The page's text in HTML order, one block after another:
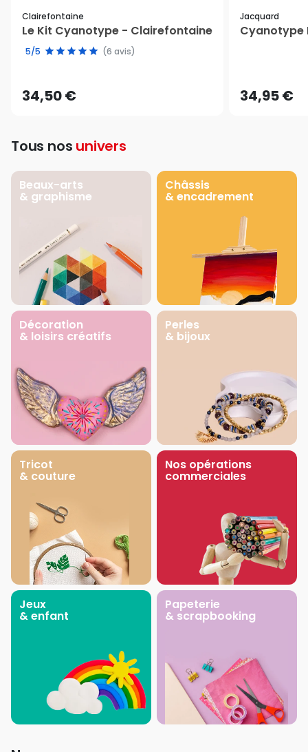
Clairefontaine
Le Kit Cyanotype - Clairefontaine
5/5 (6 avis)
34,50 €
Jacquard
Cyanotype
34,95 €
Tous nos univers
Beaux-arts
& graphisme
Châssis
& encadrement
Décoration
& loisirs créatifs
Perles
& bijoux
Tricot
& couture
Nos opérations
commerciales
Jeux
& enfant
Papeterie
& scrapbooking